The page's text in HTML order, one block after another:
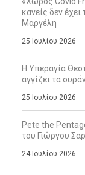
κανείς δεν
Μαργέλη
25 Ιουλίου 2026
Η Υπεραγία
αγγίζει τα
25 Ιουλίου 2026
Pete the
του Γιώργου
24 Ιουλίου 2026